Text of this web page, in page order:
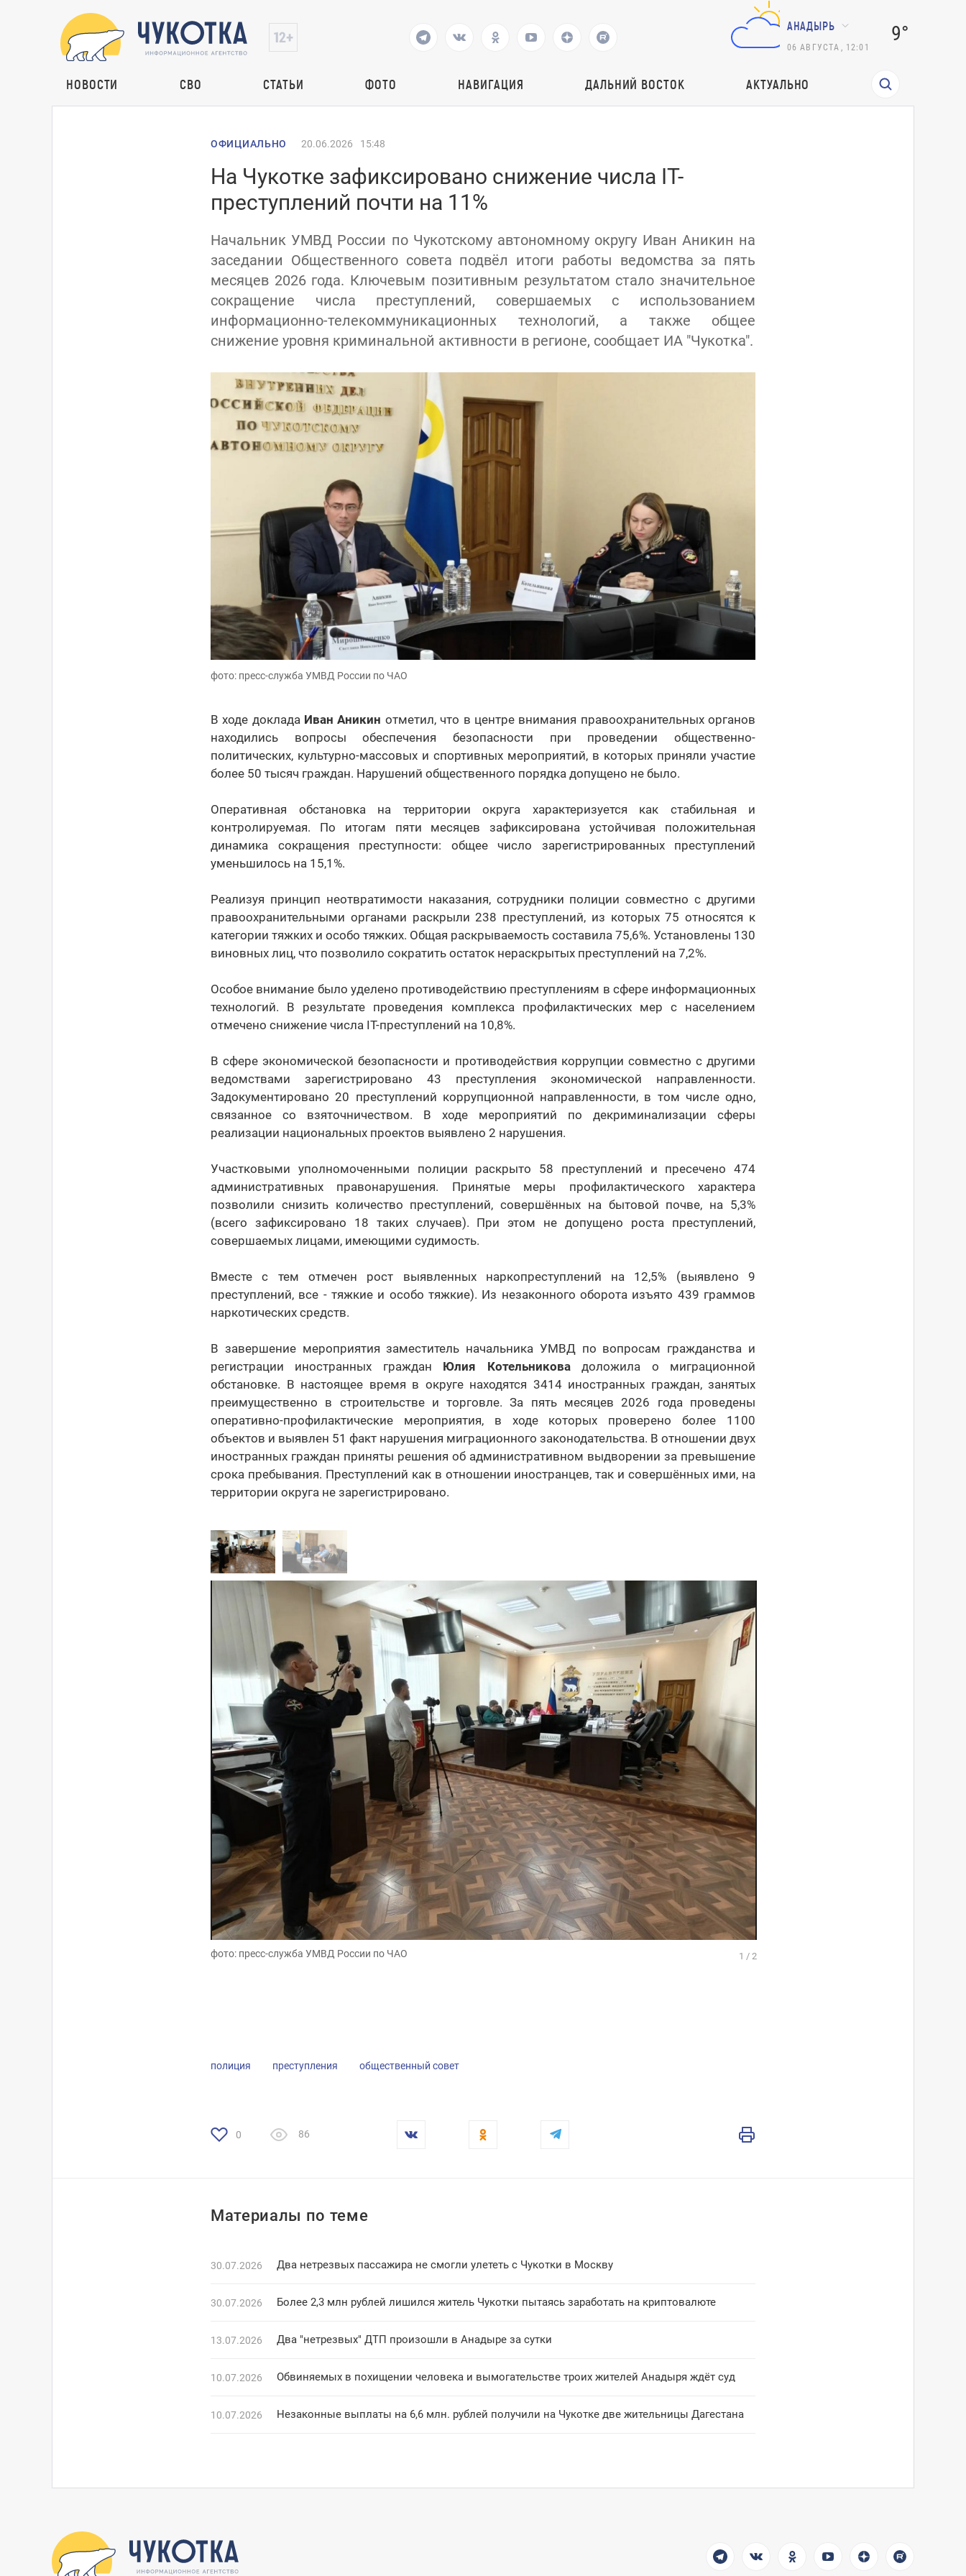
АНАДЫРЬ
06 АВГУСТА 12:01
9°
НОВОСТИ СВО СТАТЬИ ФОТО НАВИГАЦИЯ ДАЛЬНИЙ ВОСТОК АКТУАЛЬНО
ОФИЦИАЛЬНО 20.06.2026 15:48
На Чукотке зафиксировано снижение числа IT-
преступлений почти на 11%
Начальник УМВД России по Чукотскому автономному округу Иван Аникин на
заседании Общественного совета подвёл итоги работы ведомства за пять
месяцев 2026 года. Ключевым позитивным результатом стало значительное
сокращение числа преступлений, совершаемых с использованием
информационно-телекоммуникационных технологий, а также общее
снижение уровня криминальной активности в регионе, сообщает ИА "Чукотка".
фото: пресс-служба УМВД России по ЧАО
В ходе доклада Иван Аникин отметил, что в центре внимания правоохранительных органов
находились вопросы обеспечения безопасности при проведении общественно-
политических, культурно-массовых и спортивных мероприятий, в которых приняли участие
более 50 тысяч граждан. Нарушений общественного порядка допущено не было.
Оперативная обстановка на территории округа характеризуется как стабильная и
контролируемая. По итогам пяти месяцев зафиксирована устойчивая положительная
динамика сокращения преступности: общее число зарегистрированных преступлений
уменьшилось на 15,1%.
Реализуя принцип неотвратимости наказания, сотрудники полиции совместно с другими
правоохранительными органами раскрыли 238 преступлений, из которых 75 относятся к
категории тяжких и особо тяжких. Общая раскрываемость составила 75,6%. Установлены 130
виновных лиц, что позволило сократить остаток нераскрытых преступлений на 7,2%.
Особое внимание было уделено противодействию преступлениям в сфере информационных
технологий. В результате проведения комплекса профилактических мер с населением
отмечено снижение числа IT-преступлений на 10,8%.
В сфере экономической безопасности и противодействия коррупции совместно с другими
ведомствами зарегистрировано 43 преступления экономической направленности.
Задокументировано 20 преступлений коррупционной направленности, в том числе одно,
связанное со взяточничеством. В ходе мероприятий по декриминализации сферы
реализации национальных проектов выявлено 2 нарушения.
Участковыми уполномоченными полиции раскрыто 58 преступлений и пресечено 474
административных правонарушения. Принятые меры профилактического характера
позволили снизить количество преступлений, совершённых на бытовой почве, на 5,3%
(всего зафиксировано 18 таких случаев). При этом не допущено роста преступлений,
совершаемых лицами, имеющими судимость.
Вместе с тем отмечен рост выявленных наркопреступлений на 12,5% (выявлено 9
преступлений, все - тяжкие и особо тяжкие). Из незаконного оборота изъято 439 граммов
наркотических средств.
В завершение мероприятия заместитель начальника УМВД по вопросам гражданства и
регистрации иностранных граждан Юлия Котельниковадоложила о миграционной
обстановке. В настоящее время в округе находятся 3414 иностранных граждан, занятых
преимущественно в строительстве и торговле. За пять месяцев 2026 года проведены
оперативно-профилактические мероприятия, в ходе которых проверено более 1100
объектов и выявлен 51 факт нарушения миграционного законодательства. В отношении двух
иностранных граждан приняты решения об административном выдворении за превышение
срока пребывания. Преступлений как в отношении иностранцев, так и совершённых ими, на
территории округа не зарегистрировано.
фото: пресс-служба УМВД России по ЧАО
фото: пресс-служба УМВД России по ЧАО 1 / 2
полиция преступления общественный совет
0 86
Материалы по теме
30.07.2026 Два нетрезвых пассажира не смогли улететь с Чукотки в Москву
30.07.2026 Более 2,3 млн рублей лишился житель Чукотки пытаясь заработать на криптовалюте
13.07.2026 Два "нетрезвых" ДТП произошли в Анадыре за сутки
10.07.2026 Обвиняемых в похищении человека и вымогательстве троих жителей Анадыря ждёт суд
10.07.2026 Незаконные выплаты на 6,6 млн. рублей получили на Чукотке две жительницы Дагестана